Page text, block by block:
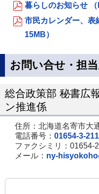
暮らしのお知らせ （
市民カレンダー、表
15MB）
お問い合せ・担
総合政策部 秘書広
ン推進係
住所：北海道名寄市大
電話番号： 01654-3-
ファクシミリ：01654-
メール： ny-